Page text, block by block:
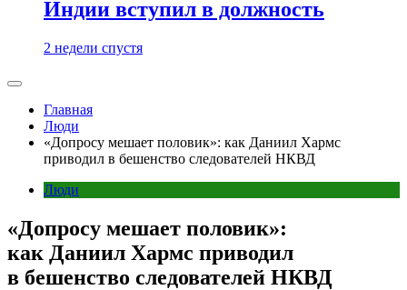
Индии вступил в должность
2 недели спустя
Главная
Люди
«Допросу мешает половик»: как Даниил Хармс
приводил в бешенство следователей НКВД
Люди
«Допросу мешает половик»:
как Даниил Хармс приводил
в бешенство следователей НКВД